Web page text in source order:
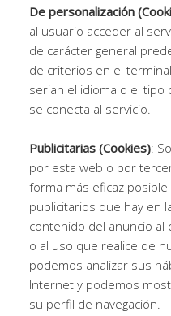
De personalización
al usuario acceder al
de carácter general
de criterios en el
serian el idioma o el tipo
se conecta al servicio.
Publicitarias (Cookies):
por esta web o por
forma más eficaz
publicitarios que hay en
contenido del anuncio al
o al uso que realice de
podemos analizar sus
Internet y podemos
su perfil de navegación.